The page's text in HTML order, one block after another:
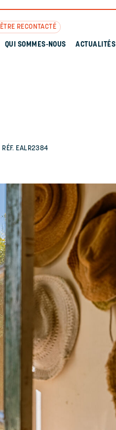
ÊTRE RECONTACTÉ
QUI SOMMES-NOUS ACTUALITÉS
RÉF. EALR2384